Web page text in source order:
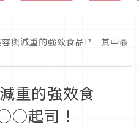
容與減重的強效食品!? 其中最
重的強效食
起司！